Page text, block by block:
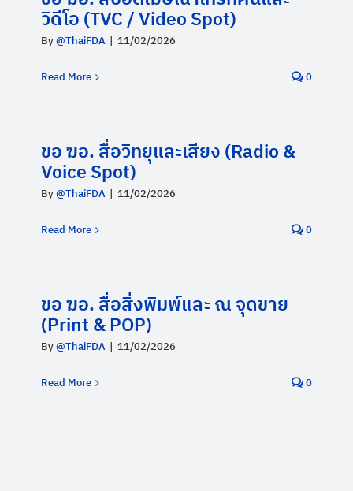
วิดีโอ (TVC / Video Spot)
By@ThaiFDA | 11/02/2026
Read More 0
ขอ ฆอ. สื่อวิทยุและเสียง (Radio &
Voice Spot)
By@ThaiFDA | 11/02/2026
Read More 0
ขอ ฆอ. สื่อสิ่งพิมพ์และ ณ จุดขาย
(Print & POP)
By@ThaiFDA | 11/02/2026
Read More 0